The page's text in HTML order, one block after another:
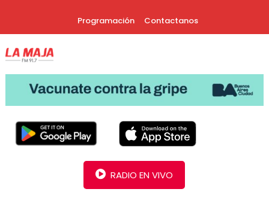
Programación Contactanos
Radio La Maja
RADIO EN VIVO